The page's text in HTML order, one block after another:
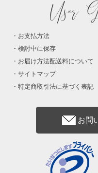
User
お支払方法
検討中に保存
お届け方法配送料について
サイトマップ
特定商取引法に基づく表記
お問